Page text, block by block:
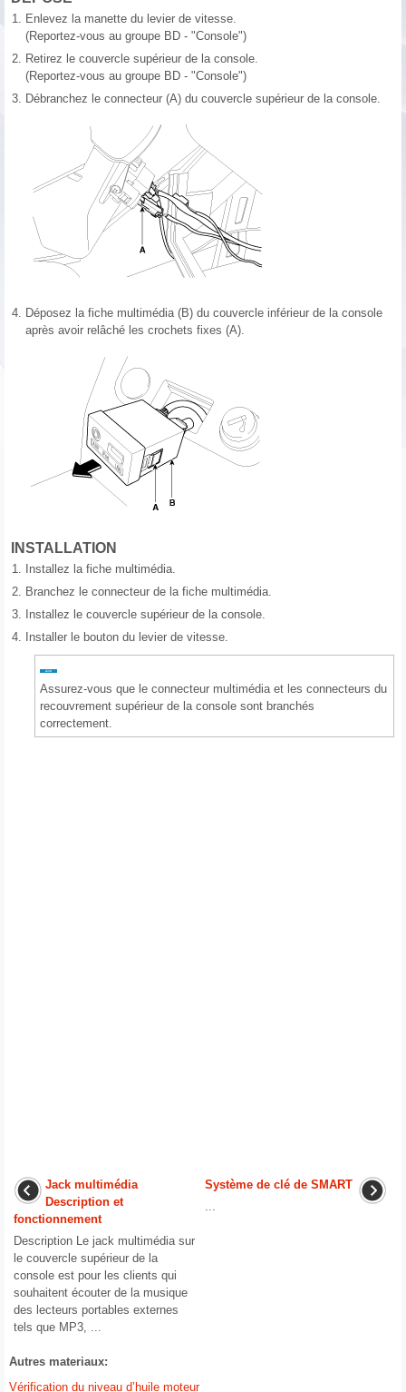
1. Enlevez la manette du levier de vitesse.
(Reportez-vous au groupe BD - "Console")
2. Retirez le couvercle supérieur de la console.
(Reportez-vous au groupe BD - "Console")
3. Débranchez le connecteur (A) du couvercle supérieur de la console.
4. Déposez la fiche multimédia (B) du couvercle inférieur de la console
après avoir relâché les crochets fixes (A).
INSTALLATION
1.
Installez la fiche multimédia.
2. Branchez le connecteur de la fiche multimédia.
3.
Installez le couvercle supérieur de la console.
4.
Installer le bouton du levier de vitesse.
Assurez-vous que le connecteur multimédia et les connecteurs du
recouvrement supérieur de la console sont branchés
correctement.
Jack multimédia
Description et
fonctionnement
Description Le jack multimédia sur
le couvercle supérieur de la
console est pour les clients qui
souhaitent écouter de la musique
des lecteurs portables externes
tels que MP3, ...
Système de clé de SMART
...
Autres materiaux:
Vérification du niveau d’huile moteur